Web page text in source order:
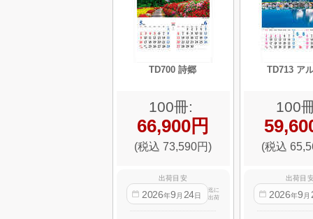
TD700 詩郷
100冊:
66,900円
(税込 73,590円)
出荷目安
2026年9 月 24日
迄に
出荷
TD713 ア
100
(税込
出荷目
2026年9 月